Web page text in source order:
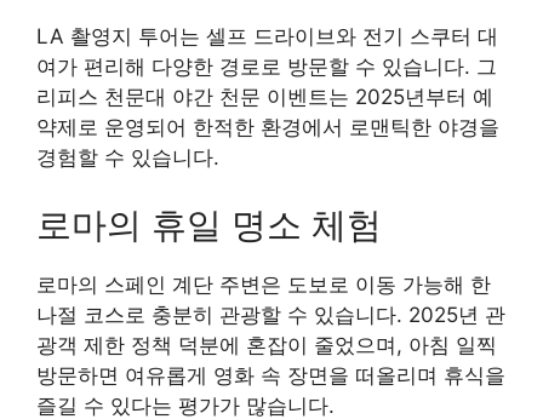
LA 촬영지 투어는 셀프 드라이브와 전기 스쿠터 대
여가 편리해 다양한 경로로 방문할 수 있습니다. 그
리피스 천문대 야간 천문 이벤트는 2025년부터 예
약제로 운영되어 한적한 환경에서 로맨틱한 야경을
경험할 수 있습니다.
로마의 휴일 명소 체험
로마의 스페인 계단 주변은 도보로 이동 가능해 한
나절 코스로 충분히 관광할 수 있습니다. 2025년 관
광객 제한 정책 덕분에 혼잡이 줄었으며, 아침 일찍
방문하면 여유롭게 영화 속 장면을 떠올리며 휴식을
즐길 수 있다는 평가가 많습니다.